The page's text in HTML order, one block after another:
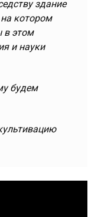
здание
котором
в этом
и науки
будем